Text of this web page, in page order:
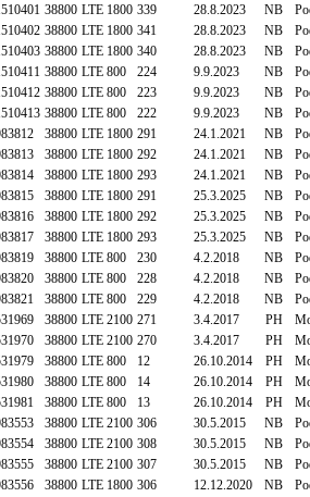
38800 LTE 1800 339 28.8.2023 NB
38800 LTE 1800 341 28.8.2023 NB
38800 LTE 1800 340 28.8.2023 NB
38800 LTE 800 224 9.9.2023 NB
38800 LTE 800 223 9.9.2023 NB
38800 LTE 800 222 9.9.2023 NB
38800 LTE 1800 291 24.1.2021 NB
38800 LTE 1800 292 24.1.2021 NB
38800 LTE 1800 293 24.1.2021 NB
38800 LTE 1800 291 25.3.2025 NB
38800 LTE 1800 292 25.3.2025 NB
38800 LTE 1800 293 25.3.2025 NB
38800 LTE 800 230 4.2.2018 NB
38800 LTE 800 228 4.2.2018 NB
38800 LTE 800 229 4.2.2018 NB
38800 LTE 2100 271 3.4.2017 PH
38800 LTE 2100 270 3.4.2017 PH
38800 LTE 800 12 26.10.2014 PH
38800 LTE 800 14 26.10.2014 PH
38800 LTE 800 13 26.10.2014 PH
38800 LTE 2100 306 30.5.2015 NB
38800 LTE 2100 308 30.5.2015 NB
38800 LTE 2100 307 30.5.2015 NB
38800 LTE 1800 306 12.12.2020 NB